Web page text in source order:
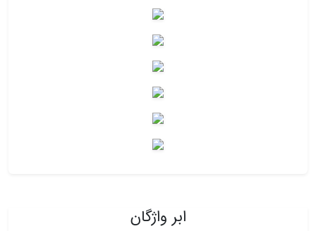
ابر واژگان